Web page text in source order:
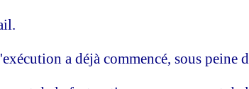
déjà commencé, sous peine du